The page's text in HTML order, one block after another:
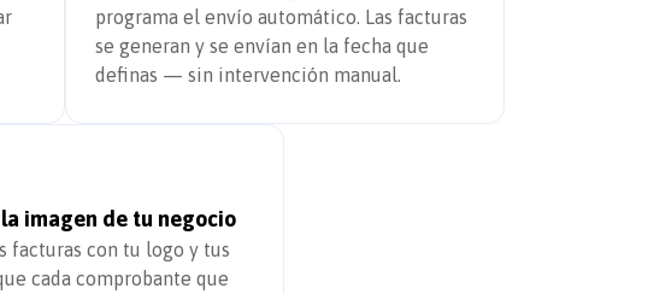
programa el envío automático. Las facturas
se generan y se envían en la fecha que
definas — sin intervención manual.
imagen de tu negocio
facturas con tu logo y tus
cada comprobante que